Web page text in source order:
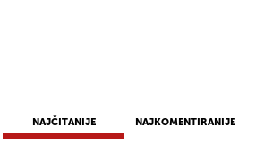
NAJČITANIJE NAJKOMENTIRANIJE